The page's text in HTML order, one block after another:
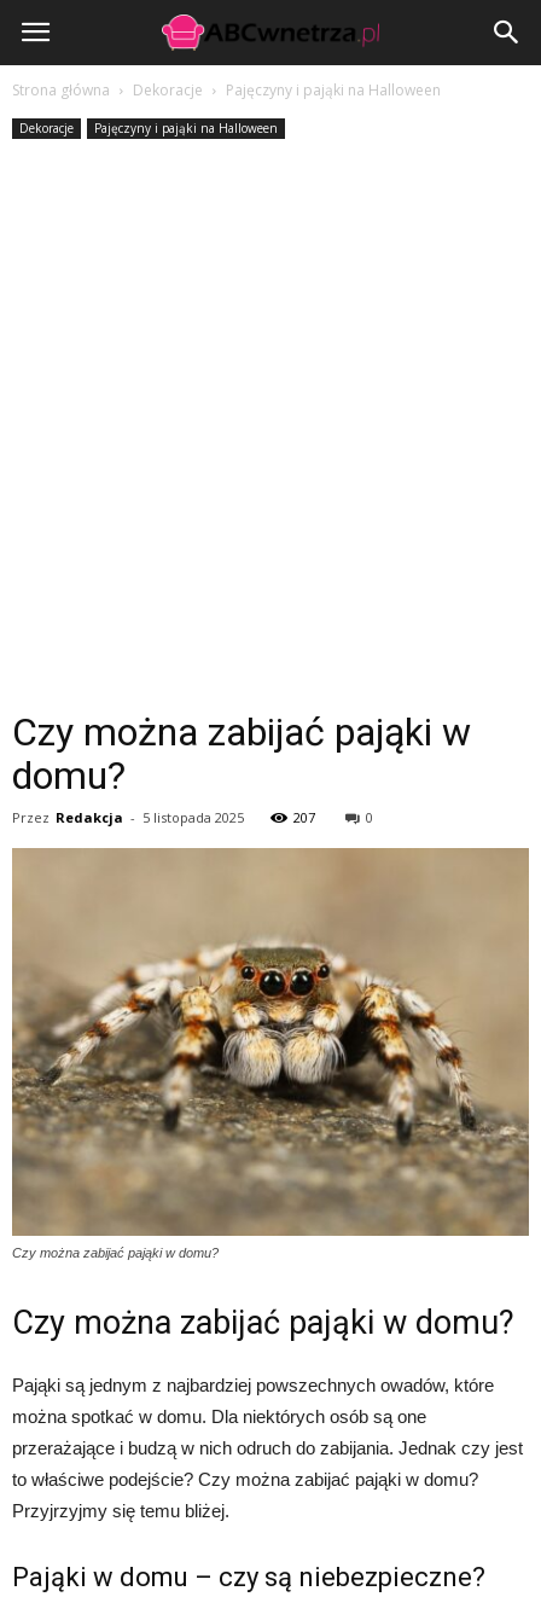
ABCwnetrza.pl
Strona główna Dekoracje Pajęczyny i pająki na Halloween
Dekoracje Pajęczyny i pająki na Halloween
Czy można zabijać pająki w
domu?
Przez Redakcja - 5 listopada 2025 207 0
Czy można zabijać pająki w domu?
Czy można zabijać pająki w domu?
Pająki są jednym z najbardziej powszechnych owadów, które
można spotkać w domu. Dla niektórych osób są one
przerażające i budzą w nich odruch do zabijania. Jednak czy jest
to właściwe podejście? Czy można zabijać pająki w domu?
Przyjrzyjmy się temu bliżej.
Pająki w domu – czy są niebezpieczne?